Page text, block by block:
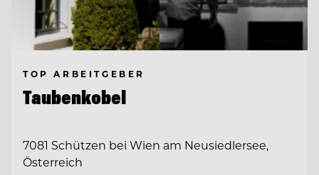
TOP ARBEITGEBER
Taubenkobel
7081 Schützen bei Wien am Neusiedlersee,
Österreich